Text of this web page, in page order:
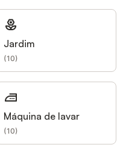
Jardim
(10)
Máquina de lavar
(10)